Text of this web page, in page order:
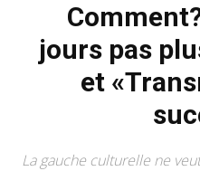
jours pas
et
La gauche culturelle ne